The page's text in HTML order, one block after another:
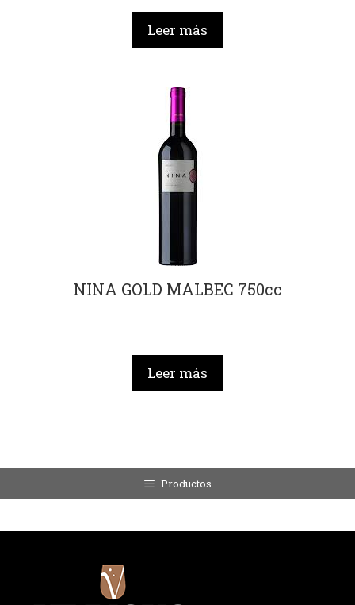
Leer más
NINA GOLD MALBEC 750cc
Leer más
Productos